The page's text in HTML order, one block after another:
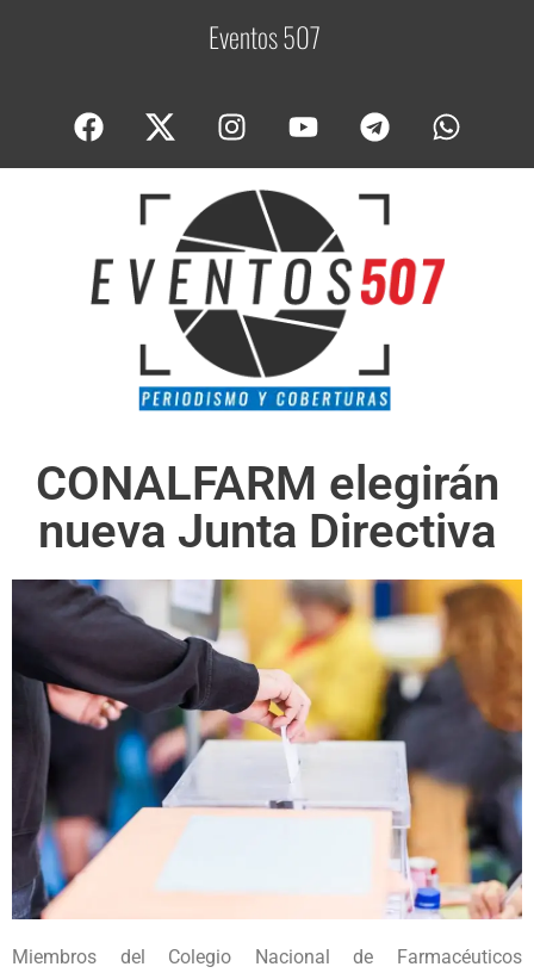
Eventos 507C
CONALFARM elegirán
nueva Junta Directiva
Miembros del Colegio Nacional de Farmacéuticos